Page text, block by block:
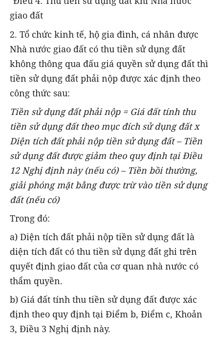
giao đất
2. Tổ chức kinh tế, hộ gia đình, cá nhân được
Nhà nước giao đất có thu tiền sử dụng đất
không thông qua đấu giá quyền sử dụng đất thì
tiền sử dụng đất phải nộp được xác định theo
công thức sau:
Tiền sử dụng đất phải nộp = Giá đất tính thu
tiền sử dụng đất theo mục đích sử dụng đất x
Diện tích đất phải nộp tiền sử dụng đất – Tiền
sử dụng đất được giảm theo quy định tại Điều
12 Nghị định này (nếu có) – Tiền bồi thường,
giải phóng mặt bằng được trừ vào tiền sử dụng
đất (nếu có)
Trong đó:
a) Diện tích đất phải nộp tiền sử dụng đất là
diện tích đất có thu tiền sử dụng đất ghi trên
quyết định giao đất của cơ quan nhà nước có
thẩm quyền.
b) Giá đất tính thu tiền sử dụng đất được xác
định theo quy định tại Điểm b, Điểm c, Khoản
3, Điều 3 Nghị định này.